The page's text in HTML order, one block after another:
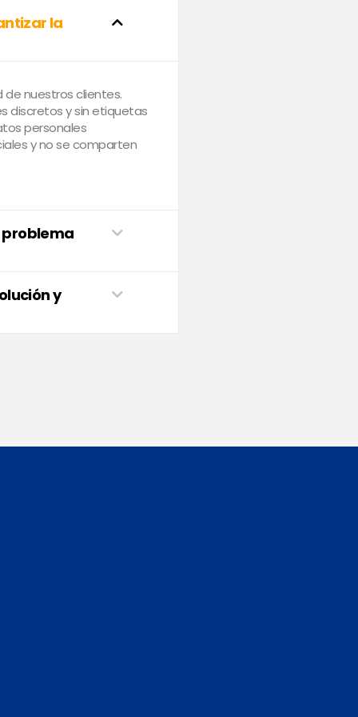
la
nuestros clientes.
discretos y sin etiquetas
personales
y no se comparten
problema
y